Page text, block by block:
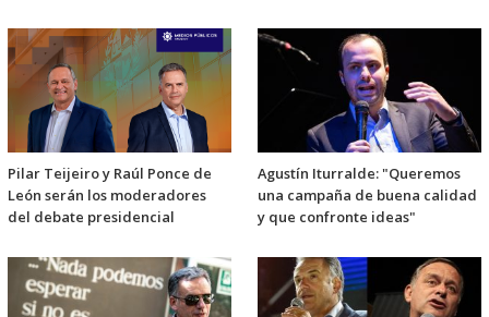
Pilar Teijeiro y Raúl Ponce de
León serán los moderadores
del debate presidencial
Agustín Iturralde: "Queremos
una campaña de buena calidad
y que confronte ideas"